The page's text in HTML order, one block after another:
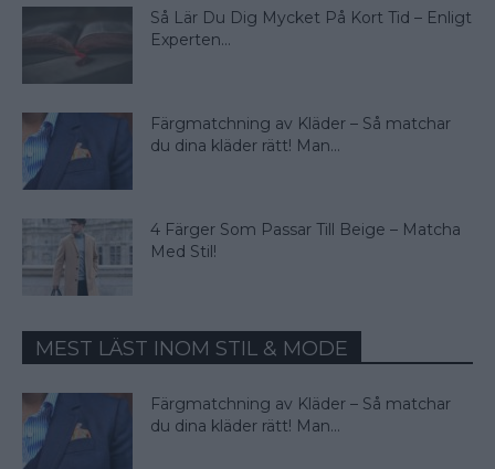
Så Lär Du Dig Mycket På Kort Tid – Enligt
Experten...
Färgmatchning av Kläder – Så matchar
du dina kläder rätt! Man...
4 Färger Som Passar Till Beige – Matcha
Med Stil!
MEST LÄST INOM STIL & MODE
Färgmatchning av Kläder – Så matchar
du dina kläder rätt! Man...